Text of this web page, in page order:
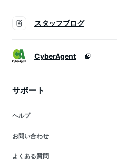
スタッフブログ
CyberAgent
サポート
ヘルプ
お問い合わせ
よくある質問